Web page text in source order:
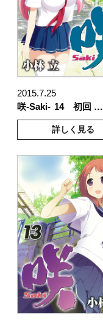
2015.7.25
咲-Saki- 14 初回 …
詳しく見る